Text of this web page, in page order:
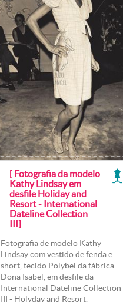
[ Fotografia da modelo
Kathy Lindsay em
desfile Holiday and
Resort - International
Dateline Collection
III]
Fotografia de modelo Kathy
Lindsay com vestido de fenda e
short, tecido Polybel da fábrica
Dona Isabel, em desfile da
International Dateline Collection
III - Holyday and Resort.